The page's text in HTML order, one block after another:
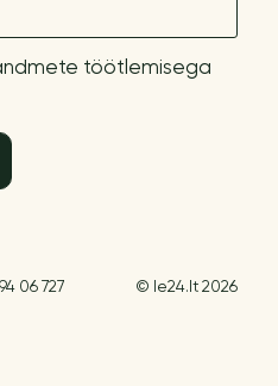
töötlemisega
06 727 © le24.lt 2026